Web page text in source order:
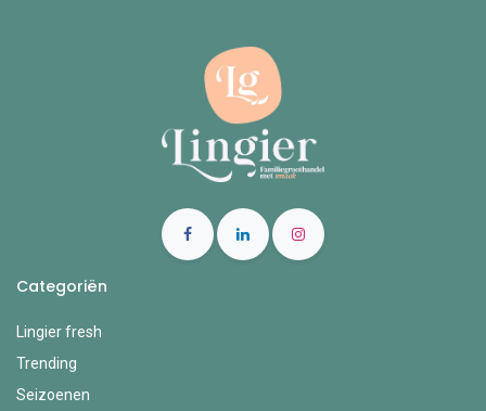
Categoriën
Lingier fresh
Trending
Seizoenen